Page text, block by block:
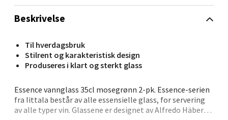
Beskrivelse
Til hverdagsbruk
Stilrent og karakteristisk design
Produseres i klart og sterkt glass
Essence vannglass 35cl mosegrønn 2-pk. Essence-serien
fra Iittala består av alle essensielle glass, for servering
av alle typer vin. Glassene er designet av Alfredo Häberli,
Bryne/Jæren - M44
Jupiterveien 2, 4340 Bryne
0 i butikk